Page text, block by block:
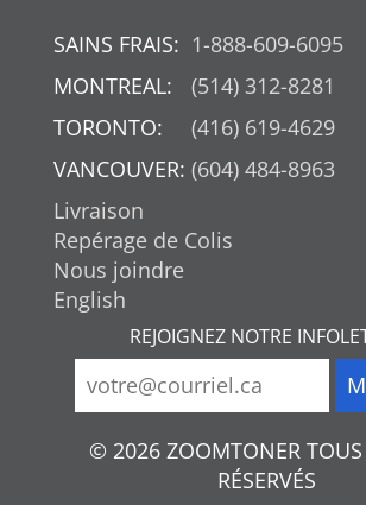
SAINS FRAIS: 1-888-609-6095
MONTREAL:
(514) 312-8281
TORONTO:
(416) 619-4629
VANCOUVER: (604) 484-8963
Livraison
Repérage de Colis
Nous joindre
English
REJOIGNEZ NOTRE
© 2026 ZOOMTONER TOUS
RÉSERVÉS